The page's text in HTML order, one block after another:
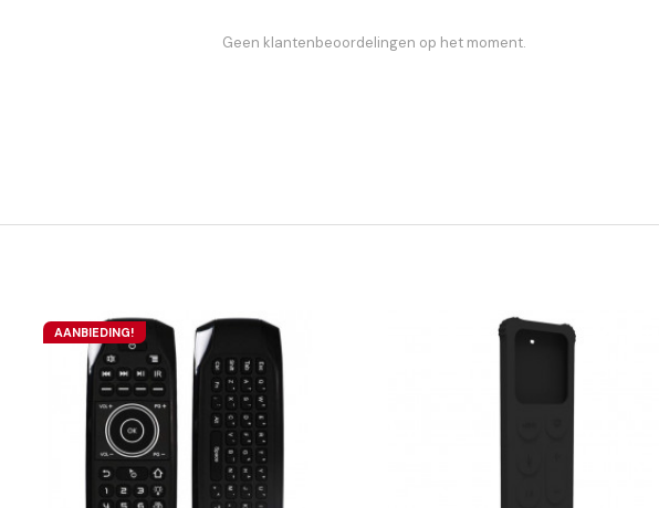
Geen klantenbeoordelingen op het moment.
AANBIEDING!